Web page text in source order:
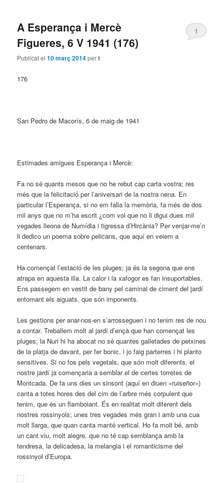
A Esperança i Mercè
Figueres, 6 V 1941 (176)
Publicat el10 març 2014pert
1
176
San Pedro de Macorís, 6 de maig de 1941
Estimades amigues Esperança i Mercè:
Fa no sé quants mesos que no he rebut cap carta vostra; res
més que la felicitació per l’aniversari de la nostra nena. En
particular l’Esperança, si no em falla la memòria, fa més de dos
mil anys que no m’ha escrit ¿com vol que no li digui dues mil
vegades lleona de Numídia i tigressa d’Hircània? Per venjar-me’n
li dedico un poema sobre pelicans, que aquí en veiem a
centenars.
Ha començat l’estació de les pluges; ja és la segona que ens
atrapa en aquesta illa. La calor i la xafogor es fan insuportables.
Ens passegem en vestit de bany pel caminal de ciment del jardí
entomant els aiguats, que són imponents.
Les gestions per anar-nos-en s’arrosseguen i no tenim res de nou
a contar. Treballem molt al jardí d’ençà que han començat les
pluges; la Nuri hi ha abocat no sé quantes galletades de petxines
de la platja de davant, per fer bonic, i jo faig parterres i hi planto
sensitives. Si no fos pels vegetals, que són molt diferents, el
nostre jardí ja començaria a semblar el de certes torretes de
Montcada. De fa uns dies un sinsont (aquí en diuen «ruiseñor»)
canta a totes hores des del cim de l’arbre més corpulent que
tenim, que és un flamboiant. És en realitat molt diferent dels
nostres rossinyols; unes tres vegades més gran i amb una cua
molt llarga, que quan canta manté vertical. Ho fa molt bé, amb
un cant viu, molt alegre, que no té cap semblança amb la
tendresa, la delicadesa, la melangia i el romanticisme del
rossinyol d’Europa.